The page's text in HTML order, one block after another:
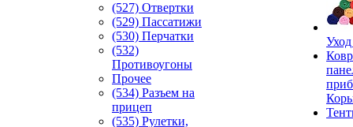
(527) Отвертки
(529) Пассатижи
(530) Перчатки
(532)
Противоугоны
Прочее
(534) Разъем на
прицеп
(535) Рулетки,
Уход